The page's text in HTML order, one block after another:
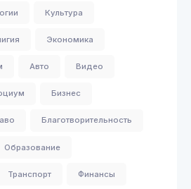
Культура
Экономика
Авто Видео
Бизнес
Благотворительность
Образование
Транспорт Финансы